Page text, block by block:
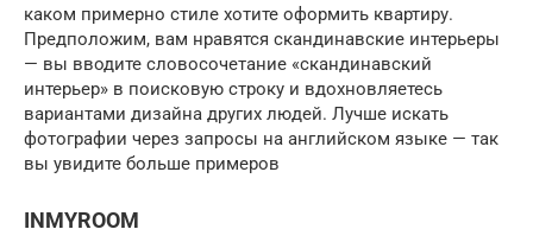
каком примерно стиле хотите оформить квартиру.
Предположим, вам нравятся скандинавские интерьеры
— вы вводите словосочетание «скандинавский
интерьер» в поисковую строку и вдохновляетесь
вариантами дизайна других людей. Лучше искать
фотографии через запросы на английском языке — так
вы увидите больше примеров
INMYROOM